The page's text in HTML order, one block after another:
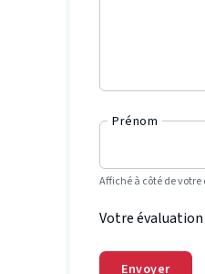
Prénom
Affiché à côté de
Votre évaluation
Envoyer